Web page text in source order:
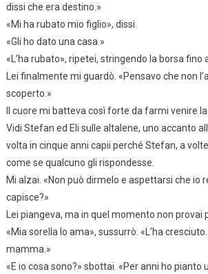
dissi che era destino.»
«Mi ha rubato mio figlio», dissi.
«Gli ho dato una casa.»
«L’ha rubato», ripetei, stringendo la borsa fino
Lei finalmente mi guardò. «Pensavo che non
scoperto.»
Il cuore mi batteva così forte da farmi venire
Vidi Stefan ed Eli sulle altalene, uno accanto
volta in cinque anni capii perché Stefan, a
come se qualcuno gli rispondesse.
Mi alzai. «Non può dirmelo e aspettarsi che io
capisce?»
Lei piangeva, ma in quel momento non provai
«Mia sorella lo ama», sussurrò. «L’ha
mamma.»
«E io cosa sono?» sbottai. «Per anni ho pianto